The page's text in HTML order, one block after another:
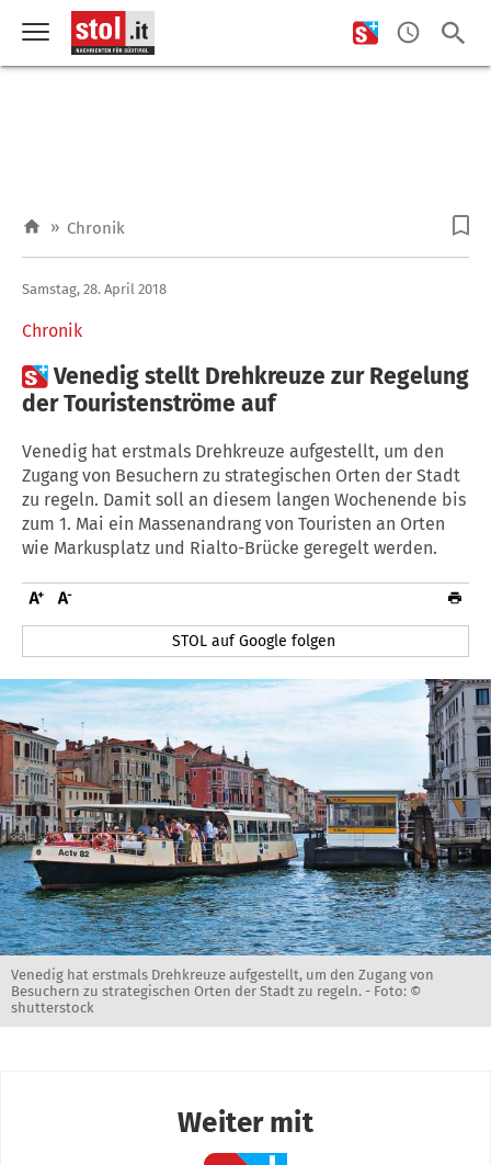
» Chronik
Chronik
Samstag, 28. April 2018
Venedig stellt Drehkreuze zur Regelung
der Touristenströme auf
Venedig hat erstmals Drehkreuze aufgestellt, um den
Zugang von Besuchern zu strategischen Orten der Stadt
zu regeln. Damit soll an diesem langen Wochenende bis
zum 1. Mai ein Massenandrang von Touristen an Orten
wie Markusplatz und Rialto-Brücke geregelt werden.
STOL auf Google folgen
Venedig hat erstmals Drehkreuze aufgestellt, um den Zugang von
Besuchern zu strategischen Orten der Stadt zu regeln. - Foto: ©
shutterstock